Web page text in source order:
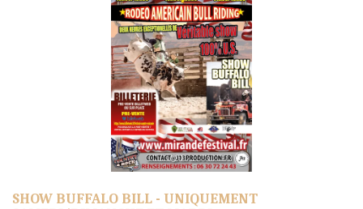
SHOW BUFFALO BILL - UNIQUEMENT